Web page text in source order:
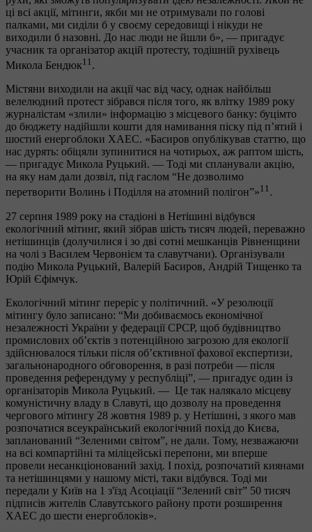
ці всі акції, мітинги, якби ми не отримували по голові
палками, ми сиділи б у своєму середовищі і нікуди не
виходили б назовні. До нас люди не йшли б», — пригадує
учасник та організатор акцій протесту, тодішній рухівець
Микола Бендюк11.
Містяни виходили на акції час від часу, однак найбільш
велелюдний протест зібрався після того, як влітку 1989 року
журналістам «злили» інформацію з місцевого банку: буцімто
до бюджету надійшли кошти для намивання піску під п’ятий і
шостий енергоблоки ХАЕС. «Басиров опублікував статтю, що
нас дурять: обіцяли зупинитися на чотирьох, аж раптом шість,
— пригадує Микола Руцький. — Тоді ми спланували акцію,
на яку нам дали дозвіл, під гаслом “Не дозволимо
перетворити Волинь і Поділля на атомний полігон”»11.
27 серпня 1989 року на стадіоні в Нетішині відбувся
екологічний мітинг, який зібрав шість тисяч людей, переважно
нетішинців (долучилися і зо дві сотні мешканців Рівненщини
на чолі з Василем Червонієм та славутчани). Організували
подію Микола Руцький, Валерій Басиров, Андрій Тищенко та
Юрій Єфімчук.
Екологічний мітинг переріс у політичний. «У резолюції
мітингу було записано: “Ми добиваємось економічної
незалежності України у федерації СРСР, щоб будівництво
промислових об’єктів з потенційною загрозою для екології
здійснювалося тільки після об’єктивної фахової експертизи,
загальнонародного обговорення, в разі потреби — після
проведення референдуму у республіці”, — пригадує один із
організаторів Микола Руцький. — Це так налякало місцеву
комуністичну владу в Славуті, що дозволу на проведення
чергового мітингу 28 жовтня 1989 р. у Нетішині, з якого мав
розпочатися всеукраїнський екологічний похід до Києва,
запланований “Зеленими світом”, не дали. Тому, незважаючи
на всі компартійні та міліцейські перепони, ми вперше
провели несанкціонований захід. І похід, розпочатий киянами
та нетішинцями у нашому місті, таки відбувся. Тоді ми
передали у Київ на 1 з'їзд Асоціації “Зелений світ” 50 тисяч
підписів жителів Славутського району проти розширення
ХАЕС до шести енергоблоків».